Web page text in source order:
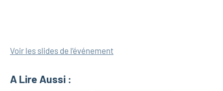
Voir les slides de l’événement
A Lire Aussi :